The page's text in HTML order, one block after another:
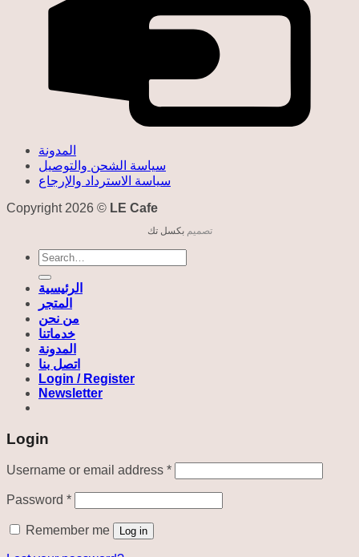
المدونة
سياسة الشحن والتوصيل
سياسة الاسترداد والإرجاع
Copyright 2026 © LE Cafe
تصميمبكسل تك
Search
for:
الرئيسية
المتجر
من نحن
خدماتنا
المدونة
اتصل بنا
Login / Register
Newsletter
Login
Username or email address *Required
Password *Required
Remember me Log in